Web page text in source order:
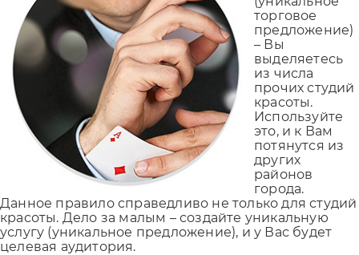
торговое
предложение)
– Вы
выделяетесь
из числа
прочих студий
красоты.
Используйте
это, и к Вам
потянутся из
других
районов
города.
Данное правило справедливо не только для студий
красоты. Дело за малым – создайте уникальную
услугу (уникальное предложение), и у Вас будет
целевая аудитория.